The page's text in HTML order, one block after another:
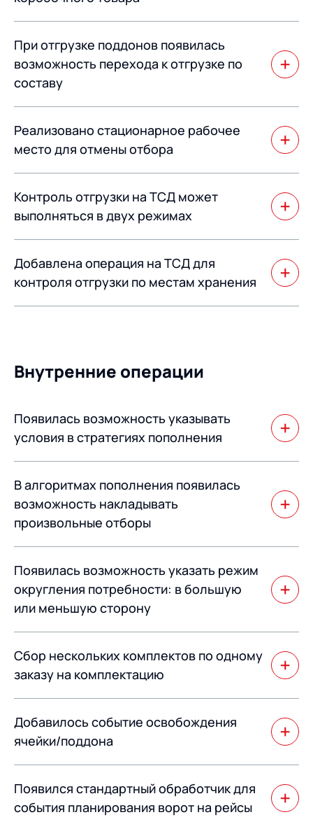
поддон, а штучного товара в уникально
идентифицированный гофро-короб, который также
размещен на этом поддоне.
При отгрузке поддонов появилась
возможность перехода к отгрузке по
составу
места для отгрузки целого поддона, но при этом
возможно догрузить отдельно несколько коробов.
Реализовано стационарное рабочее
место для отмены отбора
акцизов и КИЗов из заказов на отгрузку.
Контроль отгрузки на ТСД может
выполняться в двух режимах
режимах – свободном и по плану.
Добавлена операция на ТСД для
контроля отгрузки по местам хранения
Внутренние операции
Появилась возможность указывать
условия в стратегиях пополнения
отбора.
В алгоритмах пополнения появилась
возможность накладывать
произвольные отборы
накладывать произвольные отборы на потребность в
пополнении, остатки, которыми пополняется зона
отбора, и ячейки зоны отбора, которые планируется
Появилась возможность указать режим
округления потребности: в большую
или меньшую сторону
использоваться при пополнении в несколько
проходов, когда остаток пополняется из другой зоны.
Сбор нескольких комплектов по одному
заказу на комплектацию
комплектов по одному заказу на комплектацию.
Добавилось событие освобождения
ячейки/поддона
инвентаризации, сбора пустых поддонов и т.п.
Появился стандартный обработчик для
события планирования ворот на рейсы